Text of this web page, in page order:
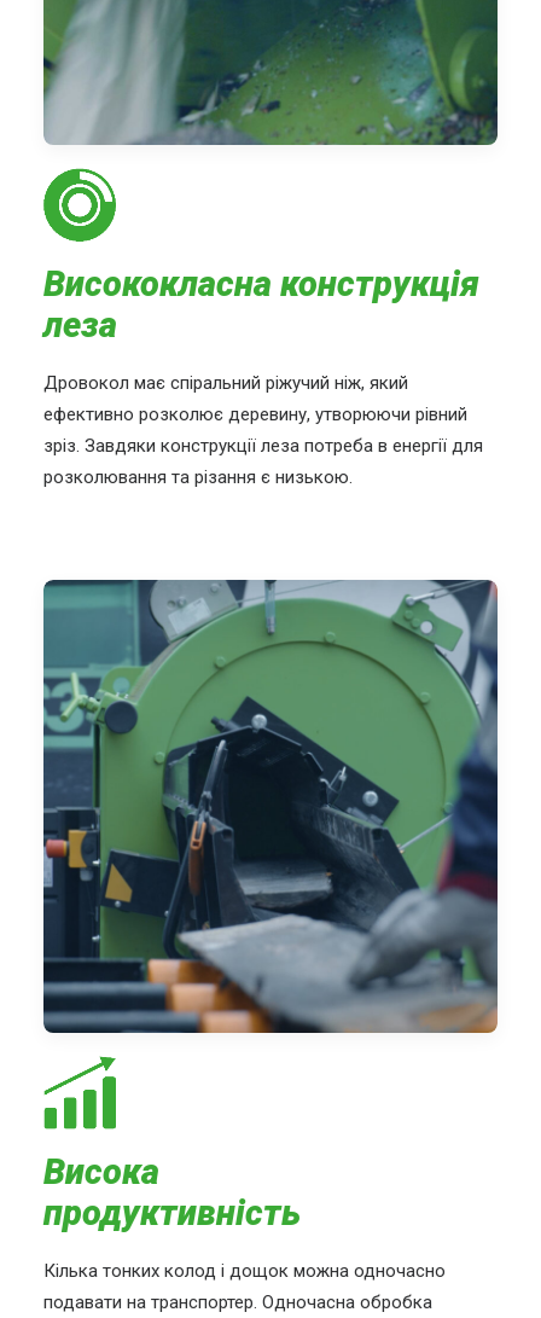
Висококласна конструкція
леза
Дровокол має спіральний ріжучий ніж, який
ефективно розколює деревину, утворюючи рівний
зріз. Завдяки конструкції леза потреба в енергії для
розколювання та різання є низькою.
Висока
продуктивність
Кілька тонких колод і дощок можна одночасно
подавати на транспортер. Одночасна обробка